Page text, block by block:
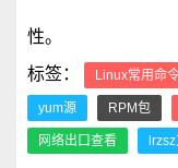
性。
标签：
Linux常用命
yum源 RPM包
网络出口查看